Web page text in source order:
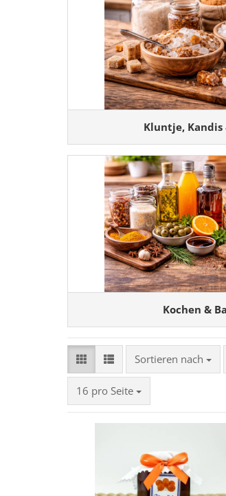
Kluntje, Kandis
Kochen &
Sortieren nach
Sortieren nach
16 pro Seite
pro Seite